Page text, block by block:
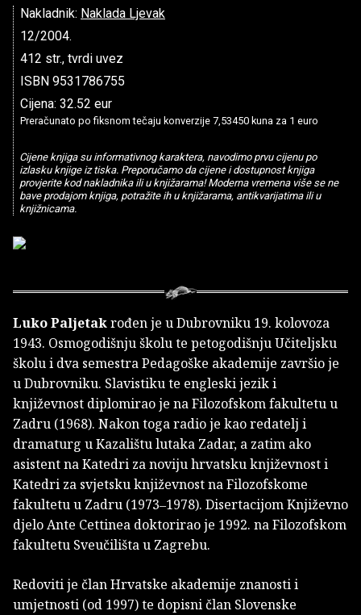
Nakladnik: Naklada Ljevak
12/2004.
412 str., tvrdi uvez
ISBN 9531786755
Cijena: 32.52 eur
Preračunato po fiksnom tečaju konverzije 7,53450 kuna za 1 euro
Cijene knjiga su informativnog karaktera, navodimo prvu cijenu po
izlasku knjige iz tiska. Preporučamo da cijene i dostupnost knjiga
provjerite kod nakladnika ili u knjižarama! Moderna vremena više se ne
bave prodajom knjiga, potražite ih u knjižarama, antikvarijatima ili u
knjižnicama.
Luko Paljetakrođen je u Dubrovniku 19. kolovoza
1943. Osmogodišnju školu te petogodišnju Učiteljsku
školu i dva semestra Pedagoške akademije završio je
u Dubrovniku. Slavistiku te engleski jezik i
književnost diplomirao je na Filozofskom fakultetu u
Zadru (1968). Nakon toga radio je kao redatelj i
dramaturg u Kazalištu lutaka Zadar, a zatim ako
asistent na Katedri za noviju hrvatsku književnost i
Katedri za svjetsku književnost na Filozofskome
fakultetu u Zadru (1973‒1978). Disertacijom Književno
djelo Ante Cettinea doktorirao je 1992. na Filozofskom
fakultetu Sveučilišta u Zagrebu.
Redoviti je član Hrvatske akademije znanosti i
umjetnosti (od 1997) te dopisni član Slovenske